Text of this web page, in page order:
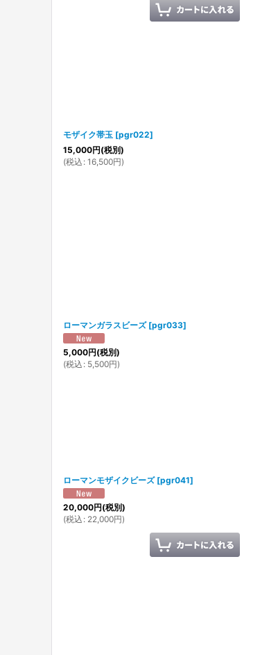
モザイク帯玉 [pgr022]
15,000円(税別)
(税込 : 16,500円)
ローマンガラスビーズ [pgr033]
5,000円(税別)
(税込 : 5,500円)
ローマンモザイクビーズ [pgr041]
20,000円(税別)
(税込 : 22,000円)